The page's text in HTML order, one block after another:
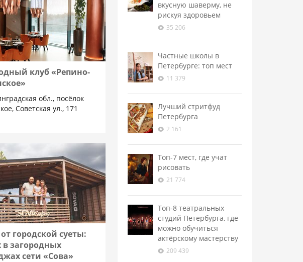
клуб «Репино-
обл., посёлок
Советская ул., 171
городской суеты:
в загородных
сети «Сова»
вкусную шаверму, не
рискуя здоровьем
35 206
Частные школы в
Петербурге: топ мест
11 379
Лучший стритфуд
Петербурга
2 161
Топ-7 мест, где учат
рисовать
21 774
Топ-8 театральных
студий Петербурга, где
можно обучиться
актёрскому мастерству
209 439